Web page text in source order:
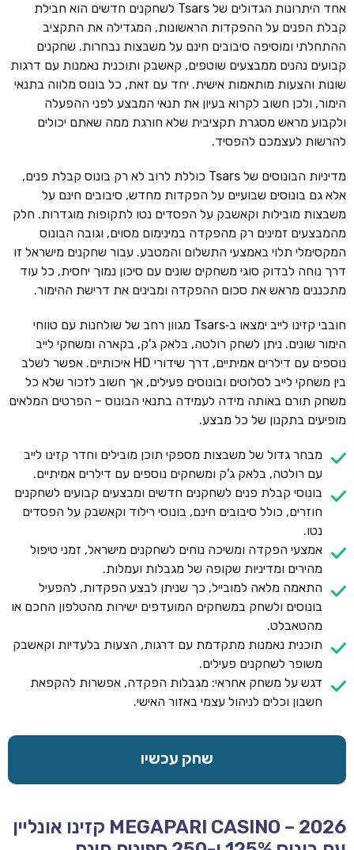
אחד היתרונות הגדולים של Tsars לשחקנים חדשים הוא חבילת
קבלת הפנים על ההפקדות הראשונות, המגדילה את התקציב
ההתחלתי ומוסיפה סיבובים חינם על משבצות נבחרות. שחקנים
קבועים נהנים ממבצעים שוטפים, קאשבק ותוכנית נאמנות עם דרגות
שונות והצעות מותאמות אישית. יחד עם זאת, כל בונוס מלווה בתנאי
הימור, ולכן חשוב לקרוא בעיון את תנאי המבצע לפני ההפעלה
ולקבוע מראש מסגרת תקציבית שלא חורגת ממה שאתם יכולים
להרשות לעצמכם להפסיד.
מדיניות הבונוסים של Tsars כוללת לרוב לא רק בונוס קבלת פנים,
אלא גם בונוסים שבועיים על הפקדות מחדש, סיבובים חינם על
משבצות מובילות וקאשבק על הפסדים נטו לתקופות מוגדרות. חלק
מהמבצעים זמינים רק מהפקדה במינימום מסוים, וגובה הבונוס
המקסימלי תלוי באמצעי התשלום והמטבע. עבור שחקנים מישראל זו
דרך נוחה לבדוק סוגי משחקים שונים עם סיכון נמוך יחסית, כל עוד
מתכננים מראש את סכום ההפקדה ומבינים את דרישת ההימור.
חובבי קזינו לייב ימצאו ב‑Tsars מגוון רחב של שולחנות עם טווחי
הימור שונים. ניתן לשחק רולטה, בלאק ג'ק, בקארה ומשחקי לייב
נוספים עם דילרים אמיתיים, דרך שידורי HD איכותיים. אפשר לשלב
בין משחקי לייב לסלוטים ובונוסים פעילים, אך חשוב לזכור שלא כל
משחק תורם באותה מידה לעמידה בתנאי הבונוס – הפרטים המלאים
מופיעים בתקנון של כל מבצע.
מבחר גדול של משבצות מספקי תוכן מובילים וחדר קזינו לייב
עם רולטה, בלאק ג'ק ומשחקים נוספים עם דילרים אמיתיים.
בונוסי קבלת פנים לשחקנים חדשים ומבצעים קבועים לשחקנים
חוזרים, כולל סיבובים חינם, בונוסי רילוד וקאשבק על הפסדים
נטו.
אמצעי הפקדה ומשיכה נוחים לשחקנים מישראל, זמני טיפול
מהירים ומדיניות שקופה של מגבלות ועמלות.
התאמה מלאה למובייל, כך שניתן לבצע הפקדות, להפעיל
בונוסים ולשחק במשחקים המועדפים ישירות מהטלפון החכם או
מהטאבלט.
תוכנית נאמנות מתקדמת עם דרגות, הצעות בלעדיות וקאשבק
משופר לשחקנים פעילים.
דגש על משחק אחראי: מגבלות הפקדה, אפשרות להקפאת
חשבון וכלים לניהול עצמי באזור האישי.
שחק עכשיו
MEGAPARI CASINO – 2026 קזינו אונליין